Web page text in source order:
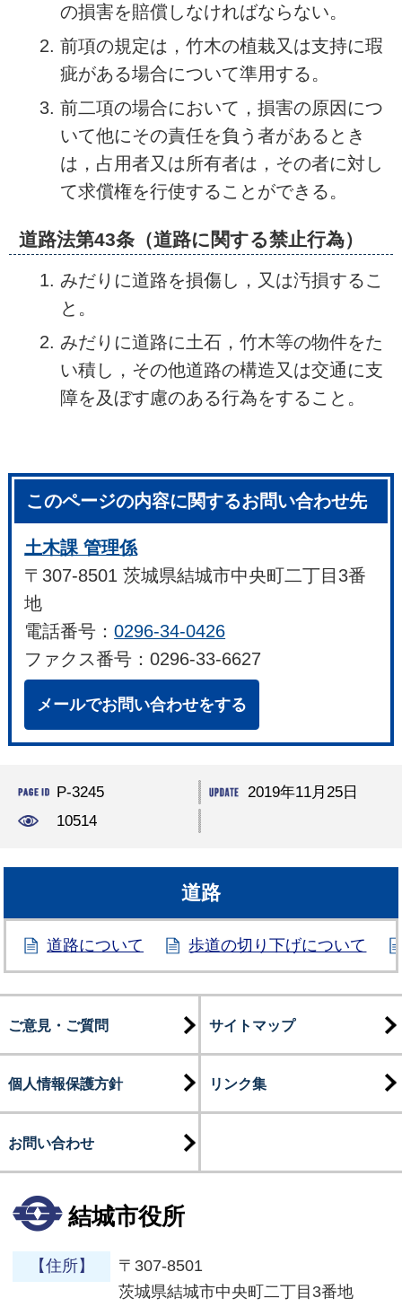
の損害を賠償しなければならない。
前項の規定は，竹木の植栽又は支持に瑕
疵がある場合について準用する。
前二項の場合において，損害の原因につ
いて他にその責任を負う者があるとき
は，占用者又は所有者は，その者に対し
て求償権を行使することができる。
道路法第43条（道路に関する禁止行為）
みだりに道路を損傷し，又は汚損するこ
と。
みだりに道路に土石，竹木等の物件をた
い積し，その他道路の構造又は交通に支
障を及ぼす慮のある行為をすること。
このページの内容に関するお問い合わせ先
土木課 管理係
〒307-8501 茨城県結城市中央町二丁目3番
地
電話番号：0296-34-0426
ファクス番号：0296-33-6627
メールでお問い合わせをする
P-3245
2019年11月25日
10514
道路
道路について 歩道の切り下げについて
ご意見・ご質問 サイトマップ
個人情報保護方針 リンク集
お問い合わせ
結城市役所
【住所】
〒307-8501
茨城県結城市中央町二丁目3番地